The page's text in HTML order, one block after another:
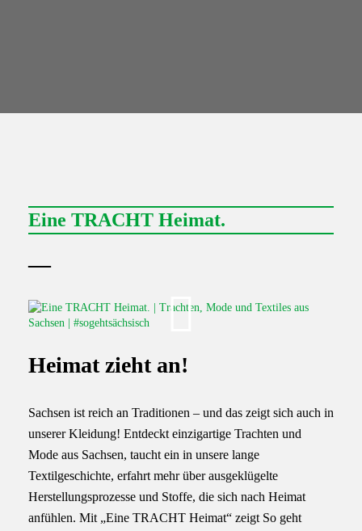
Eine TRACHT Heimat.
—
Heimat zieht an!
Sachsen ist reich an Traditionen – und das zeigt sich auch in
unserer Kleidung! Entdeckt einzigartige Trachten und
Mode aus Sachsen, taucht ein in unsere lange
Textilgeschichte, erfahrt mehr über ausgeklügelte
Herstellungsprozesse und Stoffe, die sich nach Heimat
anfühlen. Mit „Eine TRACHT Heimat“ zeigt So geht